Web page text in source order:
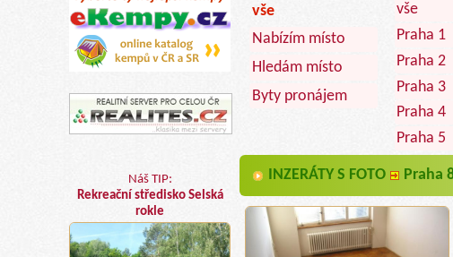
Náš TIP:
Rekreační středisko Selská
rokle
vše
Nabízím místo
Hledám místo
Byty pronájem
vše
Praha 1
Praha 2
Praha 3
Praha 4
Praha 5
INZERÁTY S FOTO Praha